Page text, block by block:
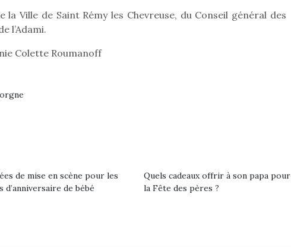
Ville de Saint Rémy les Chevreuse, du Conseil général des
l’Adami.
Colette Roumanoff
de mise en scène pour les
d’anniversaire de bébé
Quels cadeaux offrir à son papa pour
la Fête des pères ?